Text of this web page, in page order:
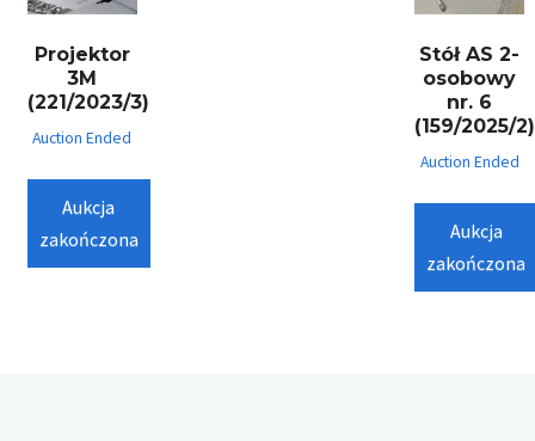
Projektor
3M
(221/2023/3)
Auction Ended
Aukcja
zakończona
Stół AS 2-
osobowy
nr. 6
(159/2025/2)
Auction Ended
Aukcja
zakończona